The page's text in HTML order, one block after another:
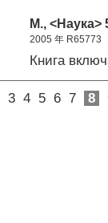
М., <Наука>
2005 年 R65773
Книга
3 4 5 6 7 8